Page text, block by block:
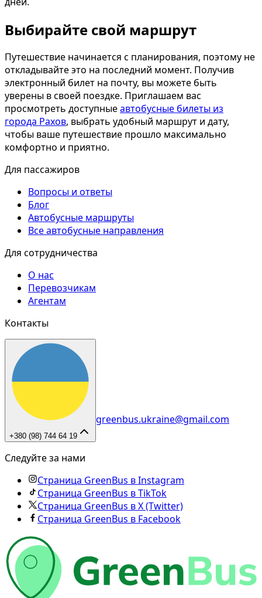
Выбирайте свой маршрут
Путешествие начинается с планирования, поэтому не
откладывайте это на последний момент. Получив
электронный билет на почту, вы можете быть
уверены в своей поездке. Приглашаем вас
просмотреть доступныеавтобусные билеты из
города Рахов, выбрать удобный маршрут и дату,
чтобы ваше путешествие прошло максимально
комфортно и приятно.
Для пассажиров
Вопросы и ответы
Блог
Автобусные маршруты
Все автобусные направления
Для сотрудничества
О нас
Перевозчикам
Агентам
Контакты
+380 (98) 744 64 19
greenbus.ukraine@gmail.com
Следуйте за нами
Страница GreenBus в Instagram
Страница GreenBus в TikTok
Страница GreenBus в X (Twitter)
Страница GreenBus в Facebook